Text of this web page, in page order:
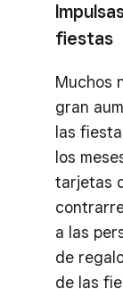
fiestas
Muchos
gran
las
los
tarjetas
a las
de
de las